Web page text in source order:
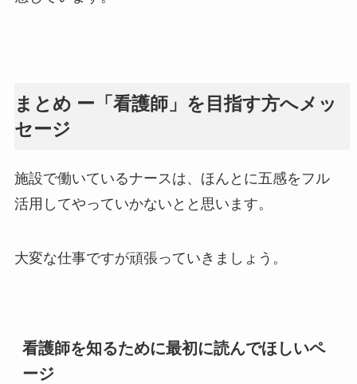
まとめ ー「看護師」を目指す方へメッ
セージ
施設で働いているナースは、ほんとに五感をフル
活用してやっていかないとと思います。
大変な仕事ですが頑張っていきましょう。
看護師を知るために最初に読んでほしいペ
ージ